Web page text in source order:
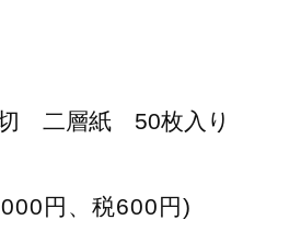
二層紙 50枚入り
円、税600円)